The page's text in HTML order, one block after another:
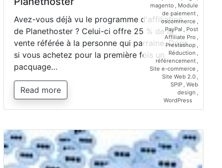
Avez-vous déjà vu le programme d'affiliation
de Planethoster ? Celui-ci offre 25 % de la
vente référée à la personne qui parraine. Donc,
si vous achetez pour la première fois un
pacquage…
Read more
magento , Module
de paiement ,
oscommerce ,
PayPal , Post
Affiliate Pro ,
Prestashop ,
Réduction ,
référencement ,
Site e-commerce ,
Site Web 2.0 ,
SPIP , Web
design ,
WordPress